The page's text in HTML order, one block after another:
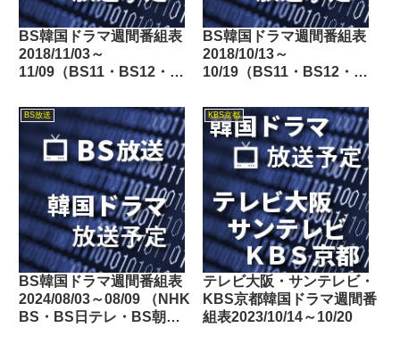
BS韓国ドラマ週間番組表
2018/11/03～
11/09（BS11・BS12・
BS韓国ドラマ週間番組表
2018/10/13～
10/19（BS11・BS12・
BS放送
BS韓国ドラマ週間番組表
2024/08/03～08/09 （NHK
BS・BS日テレ・BS朝
KBS京都
テレビ大阪・サンテレビ・
KBS京都韓国ドラマ週間番
組表2023/10/14～10/20